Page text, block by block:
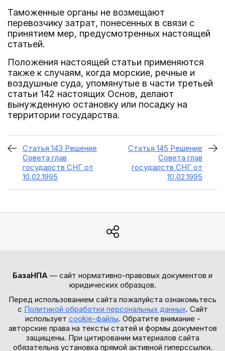
Таможенные органы не возмещают
перевозчику затрат, понесенных в связи с
принятием мер, предусмотренных настоящей
статьей.
Положения настоящей статьи применяются
также к случаям, когда морские, речные и
воздушные суда, упомянутые в части третьей
статьи 142 настоящих Основ, делают
вынужденную остановку или посадку на
территории государства.
Статья 143 Решение
Совета глав
государств СНГ от
10.02.1995
Статья 145 Решение
Совета глав
государств СНГ от
10.02.1995
БазаНПА — сайт нормативно-правовых документов и
юридических образцов.
Перед использованием сайта пожалуйста ознакомьтесь
с Политикой обработки персональных данных. Сайт
использует cookie-файлы. Обратите внимание -
авторские права на тексты статей и формы документов
защищены. При цитировании материалов сайта
обязательна установка прямой активной гиперссылки.